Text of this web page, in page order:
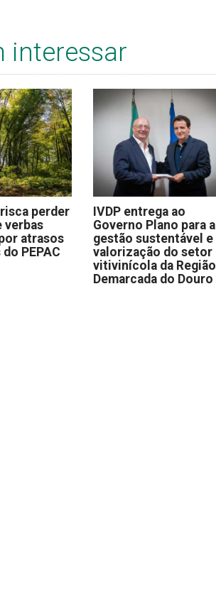
interessar
perder
verbas
atrasos
PEPAC
IVDP entrega ao
Governo Plano para a
gestão sustentável e
valorização do setor
vitivinícola da Região
Demarcada do Douro